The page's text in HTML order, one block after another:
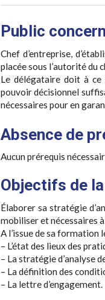
Public
Chef d’entreprise,
placée sous l’autorité du
Le délégataire doit à ce
pouvoir décisionnel
nécessaires pour en
Absence de
Aucun prérequis
Objectifs de
Élaborer sa stratégie
mobiliser et nécessaires
A l’issue de sa formation
– L’état des lieux des
– La stratégie d’analyse
– La définition des
– La lettre d’engagement.